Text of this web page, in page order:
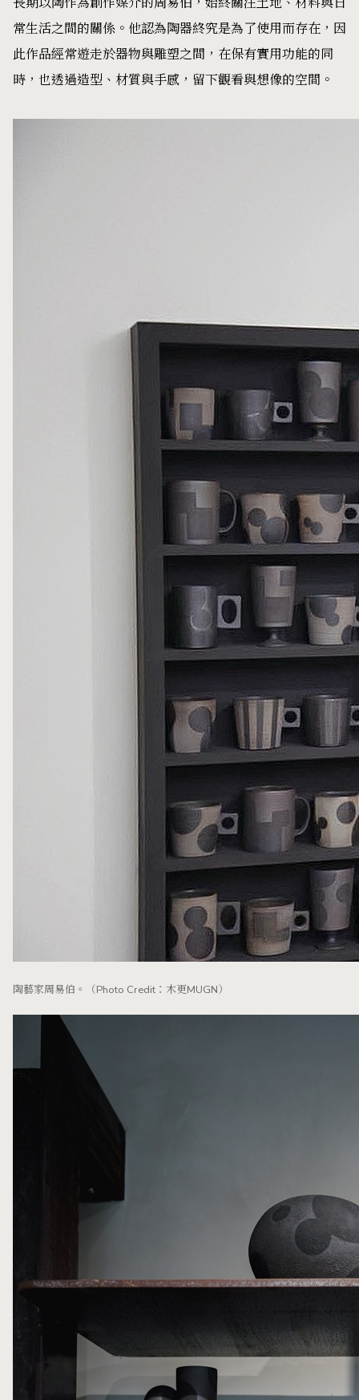
常生活之間的關係。他認為陶器終究是為了使用而存在，因
此作品經常遊走於器物與雕塑之間，在保有實用功能的同
時，也透過造型、材質與手感，留下觀看與想像的空間。
陶藝家周易伯。（Photo Credit：木更MUGN）